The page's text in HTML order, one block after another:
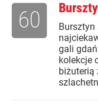
Bursztyn
gali
kolekcje
biżuterią
60